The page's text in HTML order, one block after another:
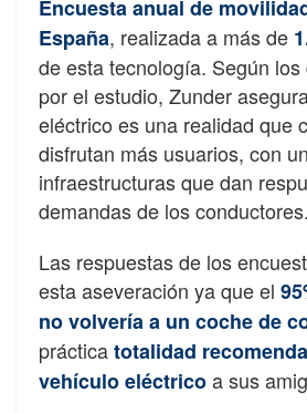
Encuesta anual de
España, realizada a más de
de esta tecnología. Según
por el estudio, Zunder
eléctrico es una realidad que
disfrutan más usuarios, con
infraestructuras que dan
demandas de los conductores.
Las respuestas de los
esta aseveración ya que el
no volvería a un coche de
prácticatotalidad
vehículo eléctricoa sus